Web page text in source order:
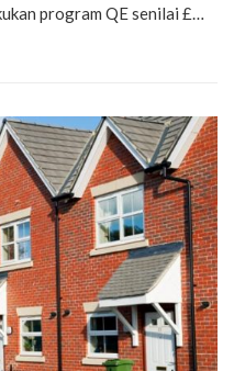
program QE senilai £…